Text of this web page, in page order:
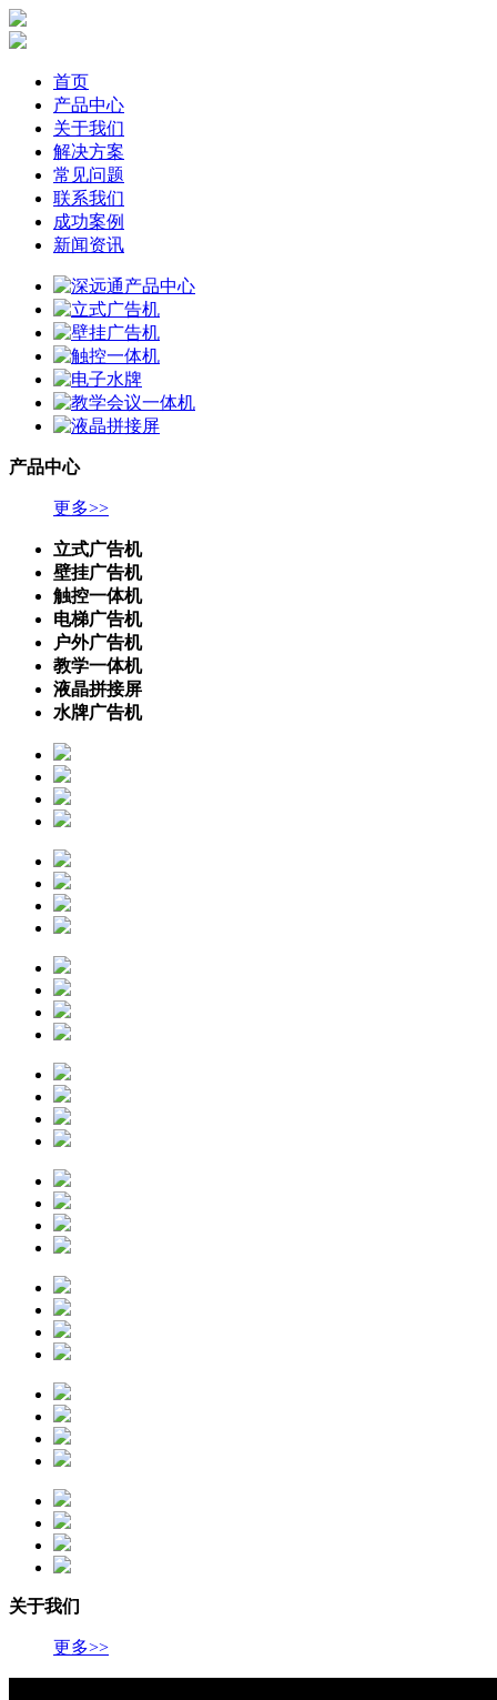
首页
产品中心
关于我们
解决方案
常见问题
联系我们
成功案例
新闻资讯
产品中心
更多>>
立式广告机
壁挂广告机
触控一体机
电梯广告机
户外广告机
教学一体机
液晶拼接屏
水牌广告机
关于我们
更多>>